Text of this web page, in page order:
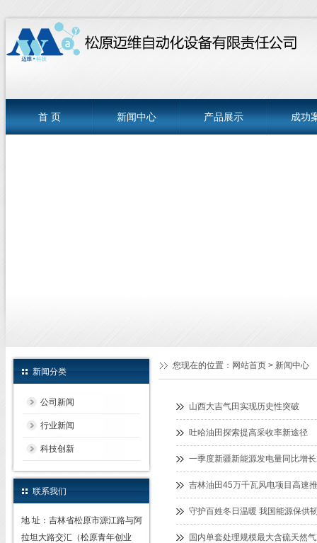
首 页 新闻中心 产品展示 成功
新闻分类
公司新闻
行业新闻
科技创新
联系我们
地 址：吉林省松原市源江路与阿
拉坦大路交汇（松原青年创业
您现在的位置： 网站首页 > 新闻中心
山西大吉气田实现历史性突破
吐哈油田探索提高采收率新途径
一季度新疆新能源发电量同比增
吉林油田45万千瓦风电项目高速
守护百姓冬日温暖 我国能源保供
国内单套处理规模最大含硫天然